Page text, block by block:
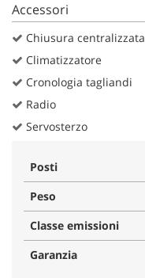
Accessori
Chiusura centralizzata
Climatizzatore
Cronologia tagliandi
Radio
Servosterzo
Posti
Peso
Classe emissioni
Garanzia